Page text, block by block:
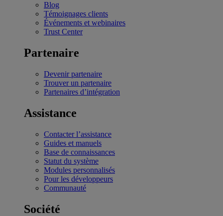
Blog
Témoignages clients
Événements et webinaires
Trust Center
Partenaire
Devenir partenaire
Trouver un partenaire
Partenaires d’intégration
Assistance
Contacter l’assistance
Guides et manuels
Base de connaissances
Statut du système
Modules personnalisés
Pour les développeurs
Communauté
Société